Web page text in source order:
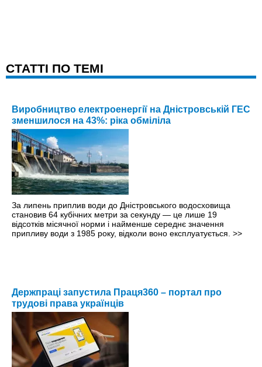
CТАТТІ ПО ТЕМІ
Виробництво електроенергії на Дністровській ГЕС
зменшилося на 43%: ріка обміліла
За липень приплив води до Дністровського водосховища
становив 64 кубічних метри за секунду — це лише 19
відсотків місячної норми і найменше середнє значення
припливу води з 1985 року, відколи воно експлуатується. >>
Держпраці запустила Праця360 – портал про
трудові права українців